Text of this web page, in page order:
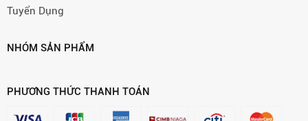
Tuyển Dụng
NHÓM SẢN PHẨM
PHƯƠNG THỨC THANH TOÁN